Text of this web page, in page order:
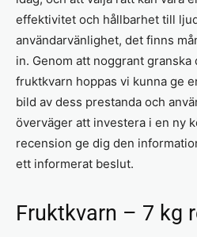
effektivitet och hållbarhet till
användarvänlighet, det finns
in. Genom att noggrant granska
fruktkvarn hoppas vi kunna ge
bild av dess prestanda och
överväger att investera i en ny
recension ge dig den
ett informerat beslut.
Fruktkvarn – 7 kg